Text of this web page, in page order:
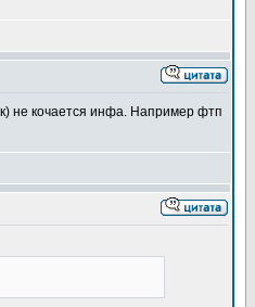
не кочается инфа. Например фтп